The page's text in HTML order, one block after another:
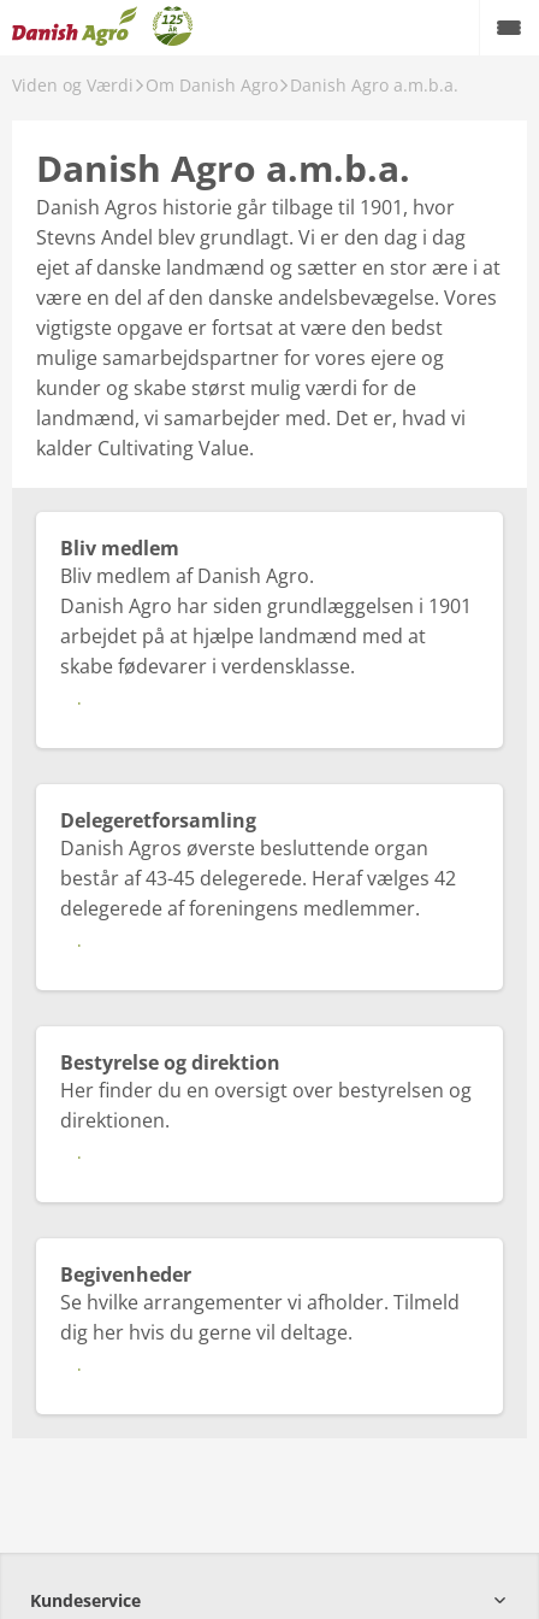
Viden og Værdi Om Danish Agro Danish Agro a.m.b.a.
Danish Agro a.m.b.a.
Danish Agros historie går tilbage til 1901, hvor
Stevns Andel blev grundlagt. Vi er den dag i dag
ejet af danske landmænd og sætter en stor ære i at
være en del af den danske andelsbevægelse. Vores
vigtigste opgave er fortsat at være den bedst
mulige samarbejdspartner for vores ejere og
kunder og skabe størst mulig værdi for de
landmænd, vi samarbejder med. Det er, hvad vi
kalder Cultivating Value.
Bliv medlem
Bliv medlem af Danish Agro.
Danish Agro har siden grundlæggelsen i 1901
arbejdet på at hjælpe landmænd med at
skabe fødevarer i verdensklasse.
Læs mere her
Delegeretforsamling
Danish Agros øverste besluttende organ
består af 43-45 delegerede. Heraf vælges 42
delegerede af foreningens medlemmer.
Læs mere her
Bestyrelse og direktion
Her finder du en oversigt over bestyrelsen og
direktionen.
Læs mere her
Begivenheder
Se hvilke arrangementer vi afholder. Tilmeld
dig her hvis du gerne vil deltage.
Læs mere her
Kundeservice
Danish Agro
Agro koncernen
Agro a.m.b.a.
Gode Levering
afdeling